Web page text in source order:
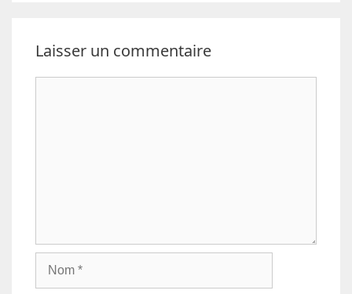
Laisser un commentaire